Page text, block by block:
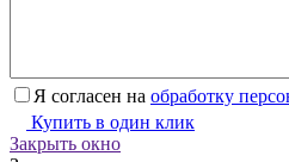
Я согласен на обработку
Купить в один клик
Закрыть окно